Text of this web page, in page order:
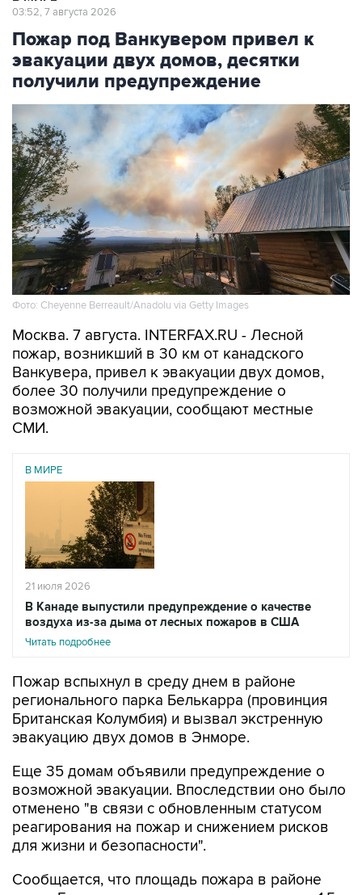
03:52, 7 августа 2026
Пожар под Ванкувером привел к
эвакуации двух домов, десятки
получили предупреждение
Фото: Cheyenne Berreault/Anadolu via Getty Images
Москва. 7 августа. INTERFAX.RU - Лесной
пожар, возникший в 30 км от канадского
Ванкувера, привел к эвакуации двух домов,
более 30 получили предупреждение о
возможной эвакуации, сообщают местные
СМИ.
В МИРЕ
21 июля 2026
В Канаде выпустили предупреждение о качестве
воздуха из-за дыма от лесных пожаров в США
Читать подробнее
Пожар вспыхнул в среду днем в районе
регионального парка Белькарра (провинция
Британская Колумбия) и вызвал экстренную
эвакуацию двух домов в Энморе.
Еще 35 домам объявили предупреждение о
возможной эвакуации. Впоследствии оно было
отменено "в связи с обновленным статусом
реагирования на пожар и снижением рисков
для жизни и безопасности".
Сообщается, что площадь пожара в районе